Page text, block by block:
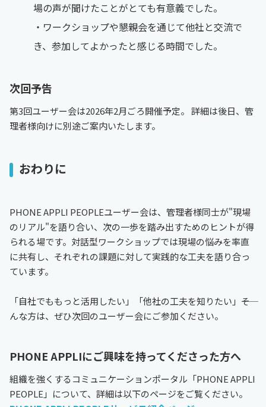
場の声が聞けたことがとても有意義でした。​
・ワークショップや懇親会を通じて他社と交流で
き、参加してよかったと感じる時間でした。
次回予告
第3回ユーザー会は2026年2月ごろ開催予定。 詳細は後日、管
理者様向けに別途ご案内いたします。
おわりに
PHONE APPLI PEOPLEユーザー会は、管理者様同士が"現場
のリアル"を語り合い、次の一歩を踏み出すためのヒントが得
られる場です。対話型ワークショップでは現場の悩みを率直
に共有し、それぞれの課題に対して実践的な工夫を語り合っ
ています。
「自社でももっと活用したい」「他社の工夫を知りたい」――そ
んな方は、ぜひ次回のユーザー会にご参加ください。
PHONE APPLIにご興味を持ってくださった方へ
組織を強くするコミュニケーションポータル「PHONE APPLI
PEOPLE」について、詳細は以下のページをご覧ください。